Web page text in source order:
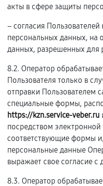
акты в сфере защиты
– согласия Пользователей
персональных данных, на
данных, разрешенных для
8.2. Оператор
Пользователя только в
отправки Пользователем
специальные формы,
https://kzn.service-veber.ru
посредством
соответствующие формы
персональные данные
выражает свое согласие
8.3. Оператор